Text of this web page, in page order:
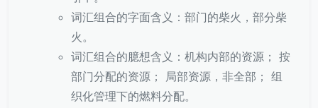
词汇组合的字面含义：部门的柴火，部分柴
火。
词汇组合的臆想含义：机构内部的资源； 按
部门分配的资源； 局部资源，非全部； 组
织化管理下的燃料分配。